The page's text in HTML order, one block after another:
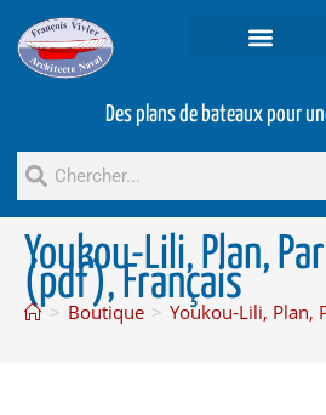
Des plans de bateaux pour
Youkou-Lili, Plan,
(pdf), Français
> Boutique > Youkou-Lili, Plan,